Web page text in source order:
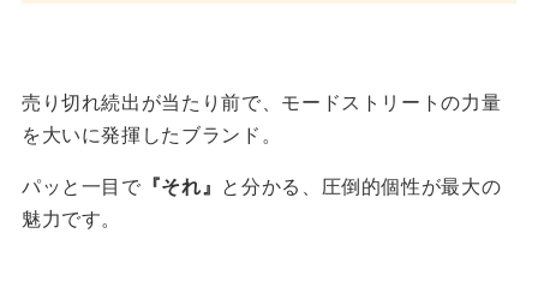
売り切れ続出が当たり前で、モードストリートの力量
を大いに発揮したブランド。
パッと一目で 『それ』 と分かる、圧倒的個性が最大の
魅力です。